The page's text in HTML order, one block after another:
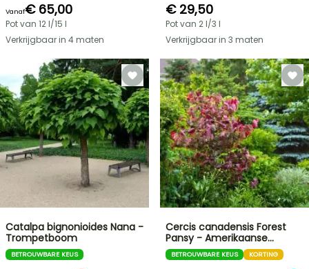
Vanaf€ 65,00
Pot van 12 l/15 l
Verkrijgbaar in 4 maten
€ 29,50
Pot van 2 l/3 l
Verkrijgbaar in 3 maten
Catalpa bignonioides Nana -
Trompetboom
BETROUWBARE KEUS
Cercis canadensis Forest
Pansy - Amerikaanse…
BETROUWBARE KEUS KORTING